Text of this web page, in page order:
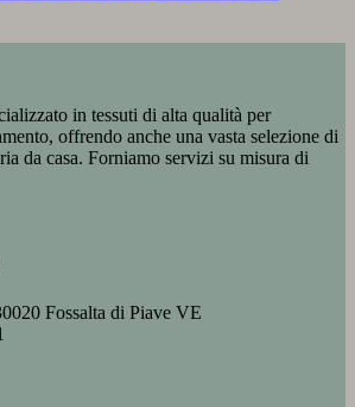
€.
in tessuti di alta qualità per
offrendo anche una vasta selezione di
da casa. Forniamo servizi su misura di
Fossalta di Piave VE